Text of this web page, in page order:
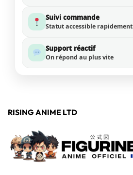
Suivi commande
Statut accessible rapidement
Support réactif
On répond au plus vite
RISING ANIME LTD